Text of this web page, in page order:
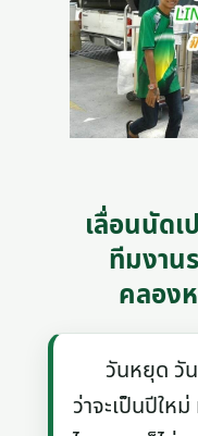
เลื่อนนัด
ทีมงาน
คลอง
วันหยุด วัน
ว่าจะเป็นปีให